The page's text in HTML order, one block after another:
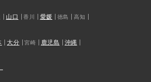
山口 香川 愛媛 徳島 高知
大分 宮崎 鹿児島 沖縄